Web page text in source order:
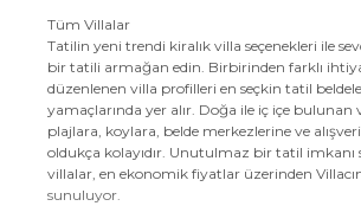
Tüm Villalar
Tatilin yeni trendi kiralık villa seçenekleri ile
bir tatili armağan edin. Birbirinden farklı
düzenlenen villa profilleri en seçkin tatil
yamaçlarında yer alır. Doğa ile iç içe bulunan
plajlara, koylara, belde merkezlerine ve
oldukça kolayıdır. Unutulmaz bir tatil imkanı
villalar, en ekonomik fiyatlar üzerinden
sunuluyor.